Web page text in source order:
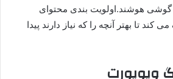
هوشند.اولویت بندی محتوای
کند تا بهتر آنچه را که نیاز دارند پیدا
ویوپورت